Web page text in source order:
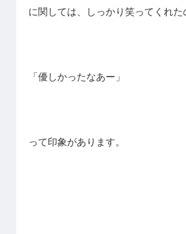
に関しては、しっかり笑ってくれた
「優しかったなあー」
って印象があります。